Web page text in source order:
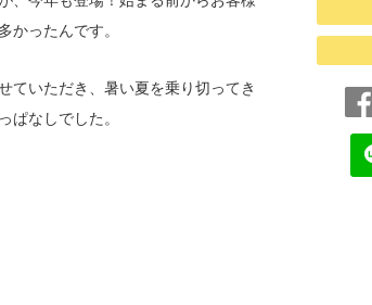
かったんです。
ていただき、暑い夏を乗り切ってき
ぱなしでした。